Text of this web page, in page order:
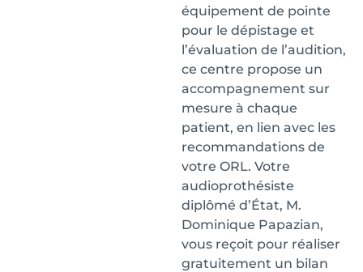
équipement de pointe
pour le dépistage et
l’évaluation de l’audition,
ce centre propose un
accompagnement sur
mesure à chaque
patient, en lien avec les
recommandations de
votre ORL. Votre
audioprothésiste
diplômé d’État, M.
Dominique Papazian,
vous reçoit pour réaliser
gratuitement un bilan